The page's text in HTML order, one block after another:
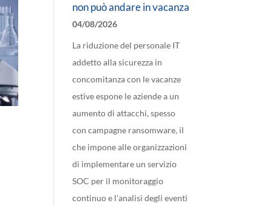
non può andare in vacanza
04/08/2026
La riduzione del personale IT
addetto alla sicurezza in
concomitanza con le vacanze
estive espone le aziende a un
aumento di attacchi, spesso
con campagne ransomware, il
che impone alle organizzazioni
di implementare un servizio
SOC per il monitoraggio
continuo e l'analisi degli eventi